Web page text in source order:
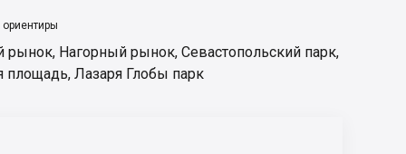
рынок, Нагорный рынок, Севастопольский парк,
площадь, Лазаря Глобы парк